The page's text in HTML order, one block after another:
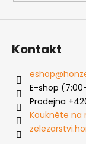
Kontakt
eshop@
E-shop
Prodejna
Koukněte na